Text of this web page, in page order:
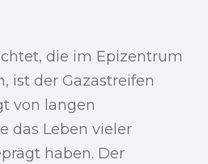
die im Epizentrum
ist der Gazastreifen
von langen
das Leben vieler
haben. Der